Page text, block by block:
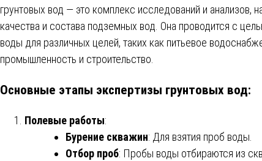
грунтовых вод — это комплекс исследований и анализов,
качества и состава подземных вод. Она проводится с
воды для различных целей, таких как питьевое
промышленность и строительство.
Основные этапы экспертизы грунтовых вод:
Полевые работы:
Бурение скважин: Для взятия проб воды.
Отбор проб: Пробы воды отбираются из